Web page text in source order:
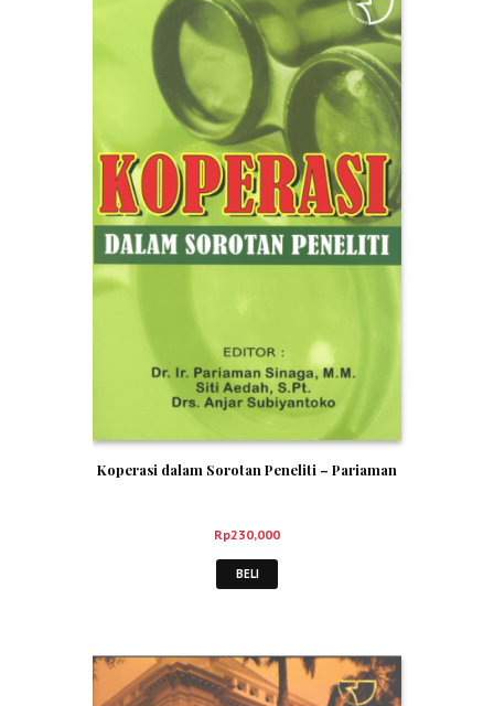
Koperasi dalam Sorotan Peneliti – Pariaman
Rp230,000
BELI